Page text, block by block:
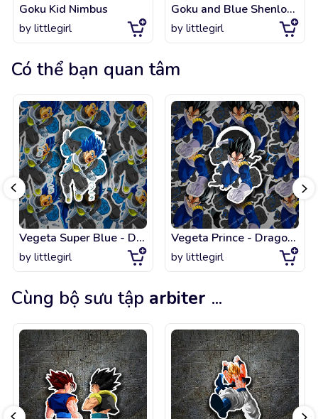
Goku Kid Nimbus
by littlegirl
Goku and Blue Shenlong
by littlegirl
Có thể bạn quan tâm
Vegeta Super Blue - Dragon Ball
by littlegirl
Vegeta Prince - Dragon Ball
by littlegirl
Cùng bộ sưu tập arbiter ...